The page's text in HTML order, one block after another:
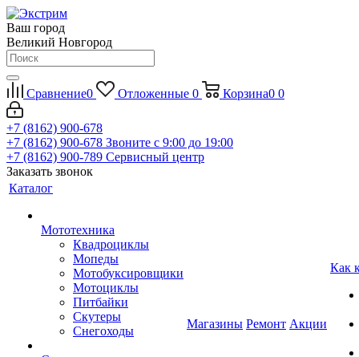
Ваш город
Великий Новгород
Сравнение0 Отложенные 0 Корзина0 0
+7 (8162) 900-678
+7 (8162) 900-678 Звоните с 9:00 до 19:00
+7 (8162) 900-789 Сервисный центр
Заказать звонок
Каталог
Мототехника
Квадроциклы
Мопеды
Мотобуксировщики
Мотоциклы
Питбайки
Скутеры
Снегоходы
Магазины Ремонт Акции
Как